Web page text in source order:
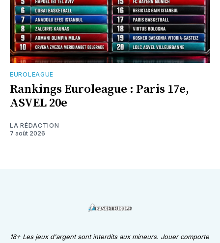
EUROLEAGUE
Rankings Euroleague : Paris 17e,
ASVEL 20e
LA RÉDACTION
7 août 2026
18+ Les jeux d'argent sont interdits aux mineurs. Jouer comporte